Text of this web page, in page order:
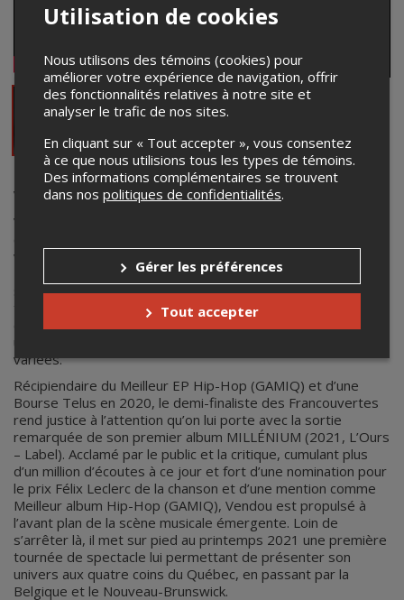
Vendou
Vendou est un rappeur Montréalais qui utilise la musique
veut un échange intime, parfois intense, au cœur de l’esprit.
Plus que jamais ancrée dans le présent et en phase avec
ses émotions, ceci résultant d’un besoin intrinsèque de
tracer son propre sillon plutôt que de suivre les tendances
établies, il s’inscrit dans une lignée d’artiste alternatif
variées.
Récipiendaire du Meilleur EP Hip-Hop (GAMIQ) et d’une
Bourse Telus en 2020, le demi-finaliste des Francouvertes
rend justice à l’attention qu’on lui porte avec la sortie
remarquée de son premier album MILLÉNIUM (2021, L’Ours
– Label). Acclamé par le public et la critique, cumulant plus
d’un million d’écoutes à ce jour et fort d’une nomination pour
le prix Félix Leclerc de la chanson et d’une mention comme
Meilleur album Hip-Hop (GAMIQ), Vendou est propulsé à
l’avant plan de la scène musicale émergente. Loin de
s’arrêter là, il met sur pied au printemps 2021 une première
tournée de spectacle lui permettant de présenter son
univers aux quatre coins du Québec, en passant par la
Belgique et le Nouveau-Brunswick.
Utilisation de cookies
Nous utilisons des témoins (cookies) pour
améliorer votre expérience de navigation, offrir
des fonctionnalités relatives à notre site et
analyser le trafic de nos sites.
En cliquant sur « Tout accepter », vous consentez
à ce que nous utilisions tous les types de témoins.
Des informations complémentaires se trouvent
dans nos politiques de confidentialités.
Gérer les préférences
Tout accepter